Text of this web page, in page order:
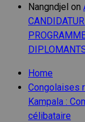
Nangndjel on
Home
Congolaises
Kampala :
célibataire